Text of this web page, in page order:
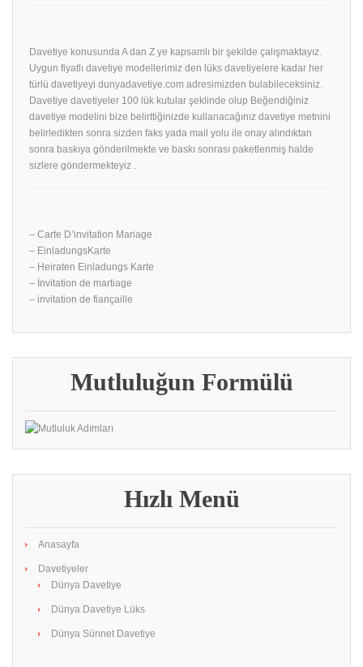
Davetiye konusunda A dan Z ye kapsamlı bir şekilde çalışmaktayız.
Uygun fiyatlı davetiye modellerimiz den lüks davetiyelere kadar her
türlü davetiyeyi dunyadavetiye.com adresimizden bulabileceksiniz.
Davetiye davetiyeler 100 lük kutular şeklinde olup Beğendiğiniz
davetiye modelini bize belirttiğinizde kullanacağınız davetiye metnini
belirledikten sonra sizden faks yada mail yolu ile onay alındıktan
sonra baskıya gönderilmekte ve baskı sonrası paketlenmiş halde
sizlere göndermekteyiz .
– Carte D’invitation Mariage
– EinladungsKarte
– Heiraten Einladungs Karte
– İnvitation de martiage
– invitation de fiançaille
Mutluluğun Formülü
Hızlı Menü
Anasayfa
Davetiyeler
Dünya Davetiye
Dünya Davetiye Lüks
Dünya Sünnet Davetiye